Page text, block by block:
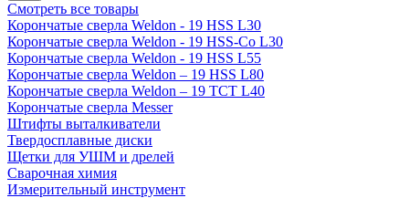
Смотреть все товары
Корончатые сверла Weldon - 19 HSS L30
Корончатые сверла Weldon - 19 HSS-Co L30
Корончатые сверла Weldon - 19 HSS L55
Корончатые сверла Weldon – 19 HSS L80
Корончатые сверла Weldon – 19 TCT L40
Корончатые сверла Messer
Штифты выталкиватели
Твердосплавные диски
Щетки для УШМ и дрелей
Сварочная химия
Измерительный инструмент